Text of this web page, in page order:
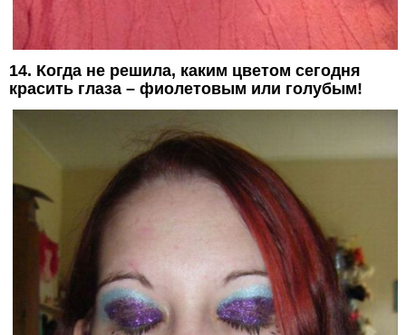
14. Когда не решила, каким цветом сегодня
красить глаза – фиолетовым или голубым!